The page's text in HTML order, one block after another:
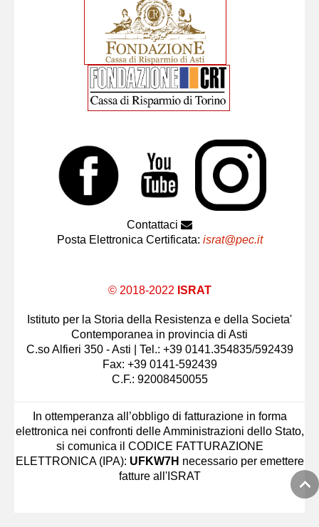
Contattaci
Posta Elettronica Certificata: israt@pec.it
© 2018-2022 ISRAT
Istituto per la Storia della Resistenza e della Societa'
Contemporanea in provincia di Asti
C.so Alfieri 350 - Asti | Tel.: +39 0141.354835/592439
Fax: +39 0141-592439
C.F.: 92008450055
In ottemperanza all’obbligo di fatturazione in forma
elettronica nei confronti delle Amministrazioni dello Stato,
si comunica il CODICE FATTURAZIONE
ELETTRONICA (IPA): UFKW7H necessario per emettere
fatture all'ISRAT